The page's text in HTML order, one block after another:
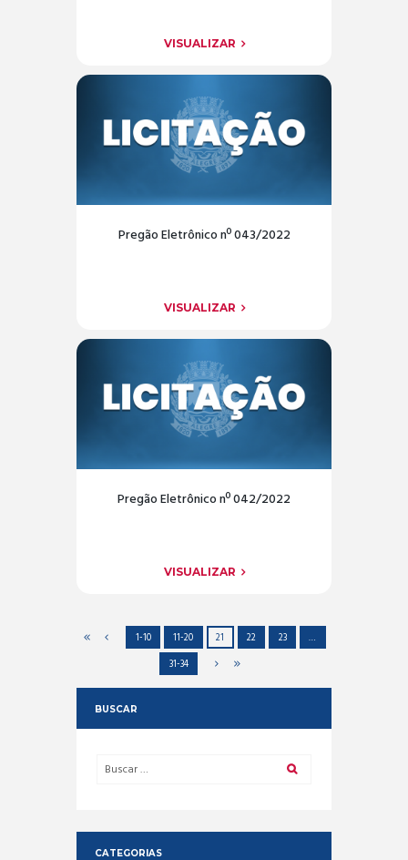
VISUALIZAR
Pregão Eletrônico nº 043/2022
VISUALIZAR
Pregão Eletrônico nº 042/2022
VISUALIZAR
1-10 11-20 21 22 23
…
31-34
BUSCAR
CATEGORIAS